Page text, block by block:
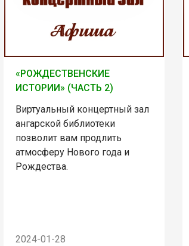
«РОЖДЕСТВЕНСКИЕ
ИСТОРИИ» (ЧАСТЬ 2)
Виртуальный концертный зал
ангарской библиотеки
позволит вам продлить
атмосферу Нового года и
Рождества.
2024-01-28